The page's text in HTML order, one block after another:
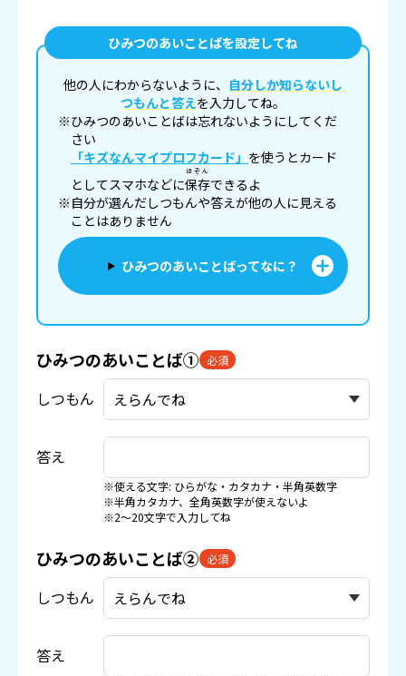
ひみつのあいことばを設定してね
他の人にわからないように、 自分しか知らないし
つもんと答えを入力してね。
※ひみつのあいことばは忘れないようにしてくだ
さい
「キズなんマイプロフカード」 を使うとカード
としてスマホなどに保存
ほぞん
できるよ
※自分が選んだしつもんや答えが他の人に見える
ことはありません
ひみつのあいことばってなに？
ひみつのあいことば① 必須
しつもん
答え
※使える文字: ひらがな・カタカナ・半角英数字
※半角カタカナ、全角英数字が使えないよ
※2〜20文字で入力してね
ひみつのあいことば② 必須
しつもん
答え